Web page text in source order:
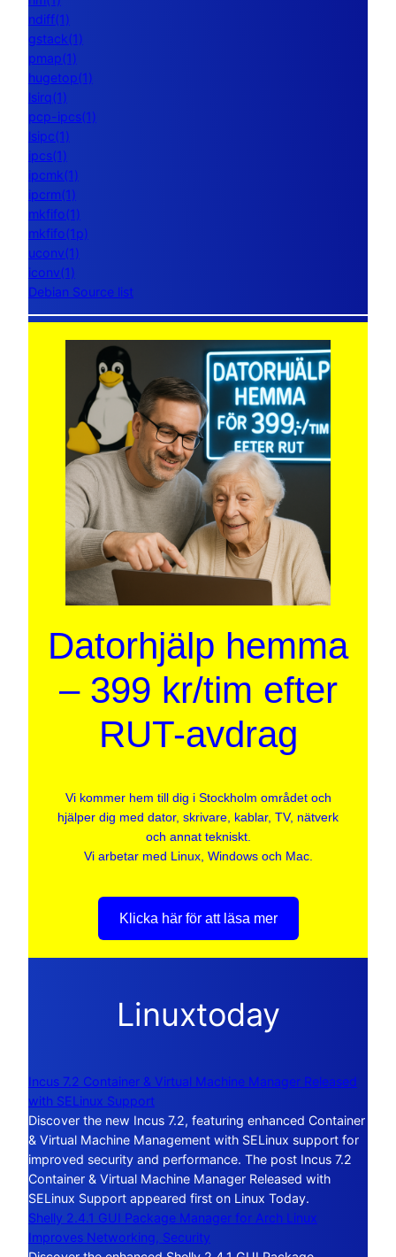
ndiff(1)
gstack(1)
pmap(1)
hugetop(1)
lsirq(1)
pcp-ipcs(1)
lsipc(1)
ipcs(1)
ipcmk(1)
ipcrm(1)
mkfifo(1)
mkfifo(1p)
uconv(1)
iconv(1)
Debian Source list
Datorhjälp hemma
– 399 kr/tim efter
RUT-avdrag
Vi kommer hem till dig i Stockholm området och
hjälper dig med dator, skrivare, kablar, TV, nätverk
och annat tekniskt.
Vi arbetar med Linux, Windows och Mac.
Klicka här för att läsa mer
Linuxtoday
Incus 7.2 Container & Virtual Machine Manager Released
with SELinux Support
Discover the new Incus 7.2, featuring enhanced Container
& Virtual Machine Management with SELinux support for
improved security and performance. The post Incus 7.2
Container & Virtual Machine Manager Released with
SELinux Support appeared first on Linux Today.
Shelly 2.4.1 GUI Package Manager for Arch Linux
Improves Networking, Security